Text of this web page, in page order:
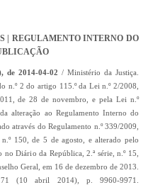
| REGULAMENTO INTERNO DO
de 2014-04-02 / Ministério da Justiça.
n.º 2 do artigo 115.º da Lei n.º 2/2008,
de 28 de novembro, e pela Lei n.º
alteração ao Regulamento Interno do
através do Regulamento n.º 339/2009,
150, de 5 de agosto, e alterado pelo
Diário da República, 2.ª série, n.º 15,
Geral, em 16 de dezembro de 2013.
(10 abril 2014), p. 9960-9971.